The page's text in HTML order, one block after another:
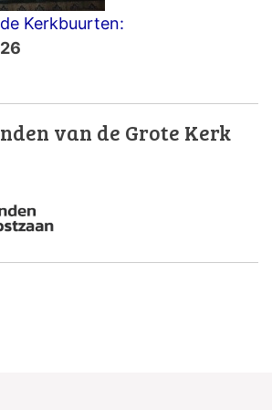
Kerkbuurten:
van de Grote Kerk